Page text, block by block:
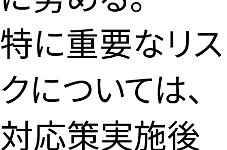
特に重要なリス
クについては、
対応策実施後